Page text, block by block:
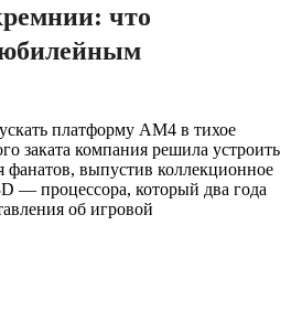
что
юбилейным
платформу AM4 в тихое
заката компания решила устроить
фанатов, выпустив коллекционное
— процессора, который два года
об игровой